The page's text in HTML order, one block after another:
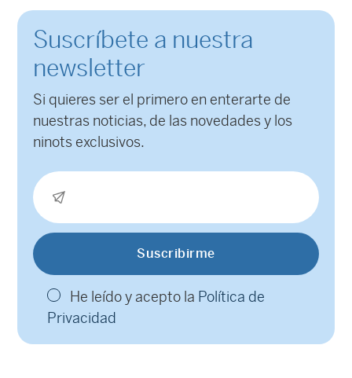
Suscríbete a nuestra
newsletter
Si quieres ser el primero en enterarte de
nuestras noticias, de las novedades y los
ninots exclusivos.
He leído y acepto la Política de
Privacidad